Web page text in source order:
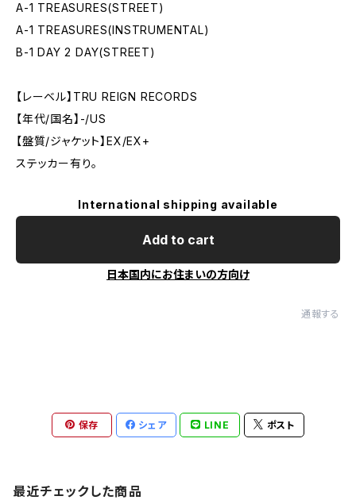
A-1 TREASURES(STREET)
A-1 TREASURES(INSTRUMENTAL)
B-1 DAY 2 DAY(STREET)
【レーベル】TRU REIGN RECORDS
【年代/国名】-/US
【盤質/ジャケット】EX/EX+
ステッカー有り。
International shipping available
Add to cart
日本国内にお住まいの方向け
通報する
保存 シェア LINE ポスト
最近チェックした商品